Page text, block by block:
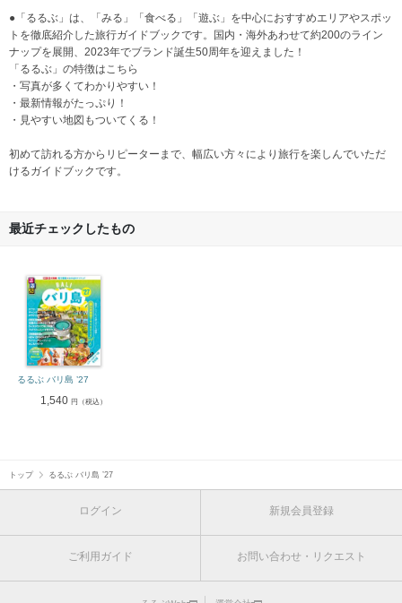
●「るるぶ」は、「みる」「食べる」「遊ぶ」を中心におすすめエリアやスポッ
トを徹底紹介した旅行ガイドブックです。国内・海外あわせて約200のライン
ナップを展開、2023年でブランド誕生50周年を迎えました！
「るるぶ」の特徴はこちら
・写真が多くてわかりやすい！
・最新情報がたっぷり！
・見やすい地図もついてくる！
初めて訪れる方からリピーターまで、幅広い方々により旅行を楽しんでいただ
けるガイドブックです。
最近チェックしたもの
るるぶ バリ島 ’27
1,540円（税込）
トップ るるぶ バリ島 ’27
ログイン 新規会員登録
ご利用ガイド お問い合わせ・リクエスト